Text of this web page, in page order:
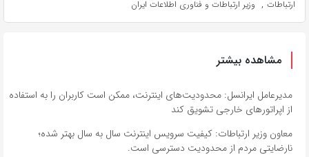
ارتباطات , وزیر ارتباطات و فناوری اطلاعات ایران
مشاهده بیشتر
مدیرعامل ایرانسل: محدودیت‌های اینترنت، ممکن است کاربران را به استفاده
از اپراتورهای خارجی تشویق کند
معاون وزیر ارتباطات: کیفیت سرویس اینترنت سال‌ به سال بهتر شده؛
نارضایتی مردم از محدودیت دسترسی است.